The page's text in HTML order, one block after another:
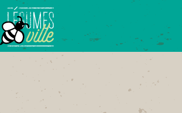
Skip
to
content